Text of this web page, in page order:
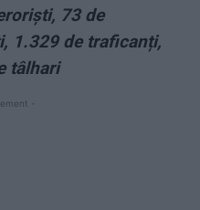
73 de
1.329 de traficanți,
tâlhari
-